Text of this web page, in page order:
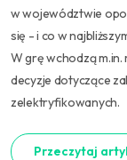
w województwie
się - i co w
W grę wchodzą
decyzje dotyczące
zelektryfikowanych.
Przeczytaj